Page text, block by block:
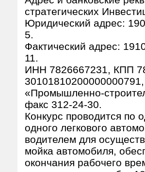
стратегических
Юридический адрес:
5.
Фактический адрес:
11.
ИНН 7826667231, КПП
«Промышленно-
факс 312-24-30.
Конкурс проводится по
одного легкового
водителем для
мойка автомобиля,
окончания рабочего